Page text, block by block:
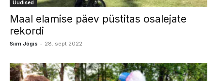
Uudised
Maal elamise päev püstitas osalejate
rekordi
Siim Jõgis - 28. sept 2022